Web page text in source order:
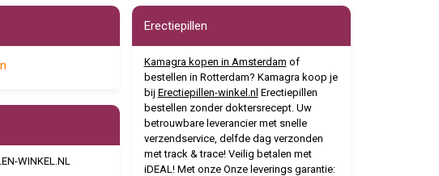
WINKEL.NL
Erectiepillen
Kamagra kopen in Amsterdam of
bestellen in Rotterdam? Kamagra koop je
bij Erectiepillen-winkel.nl Erectiepillen
bestellen zonder doktersrecept. Uw
betrouwbare leverancier met snelle
verzendservice, delfde dag verzonden
met track & trace! Veilig betalen met
iDEAL! Met onze Onze leverings garantie: